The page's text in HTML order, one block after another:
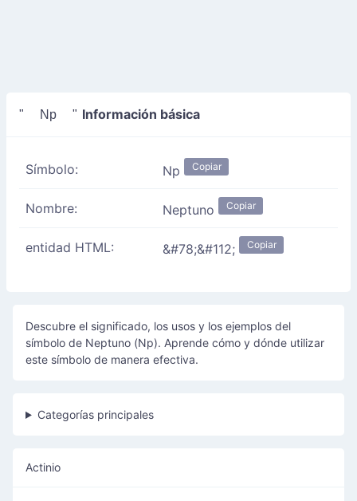
" Np " Información básica
Símbolo: Np Copiar
Nombre: Neptuno Copiar
entidad HTML: &#78;&#112; Copiar
Descubre el significado, los usos y los ejemplos del
símbolo de Neptuno (Np). Aprende cómo y dónde utilizar
este símbolo de manera efectiva.
Categorías principales
Actinio